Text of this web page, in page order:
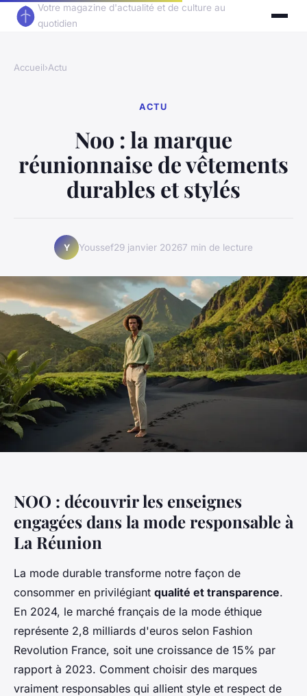
Votre magazine d'actualité et de culture au
quotidien
Accueil›Actu
ACTU
Noo : la marque
réunionnaise de vêtements
durables et stylés
Y Youssef29 janvier 20267 min de lecture
NOO : découvrir les enseignes
engagées dans la mode responsable à
La Réunion
La mode durable transforme notre façon de
consommer en privilégiant qualité et transparence.
En 2024, le marché français de la mode éthique
représente 2,8 milliards d'euros selon Fashion
Revolution France, soit une croissance de 15% par
rapport à 2023. Comment choisir des marques
vraiment responsables qui allient style et respect de